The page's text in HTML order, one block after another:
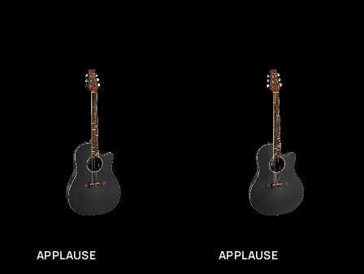
APPLAUSE APPLAUSE